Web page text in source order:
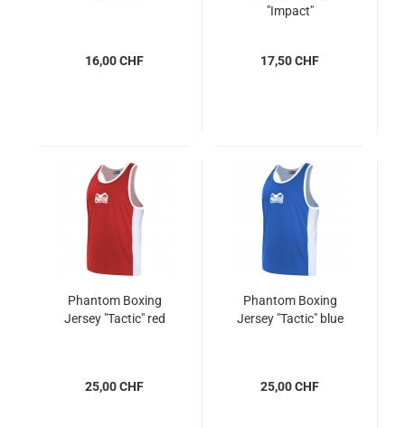
16,00 CHF
"Impact"
17,50 CHF
Phantom Boxing
Jersey "Tactic" red
25,00 CHF
Phantom Boxing
Jersey "Tactic" blue
25,00 CHF